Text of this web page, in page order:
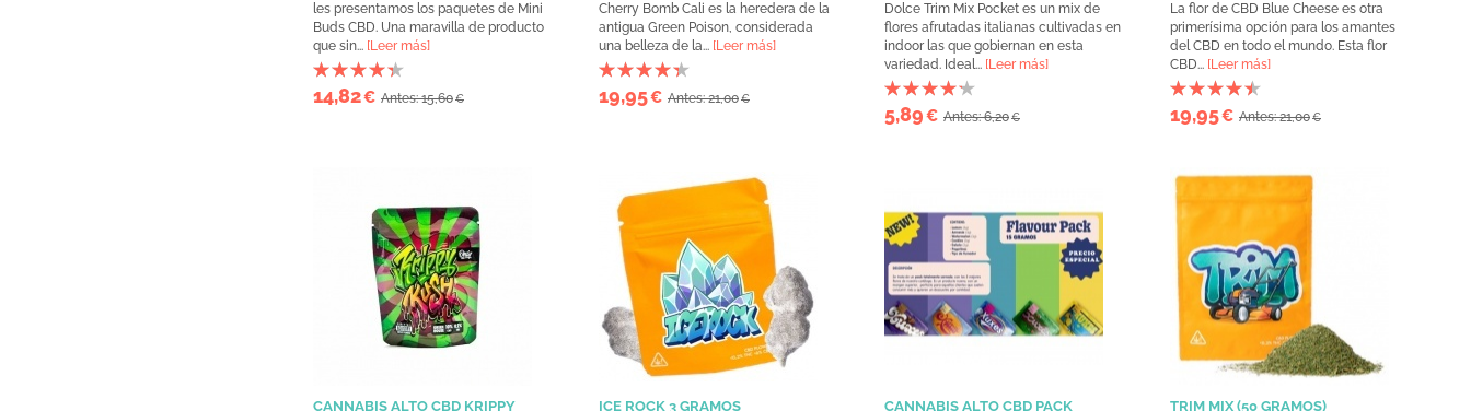
les presentamos los paquetes de Mini
Buds CBD. Una maravilla de producto
que sin... [Leer más]
14,82€ Antes: 15,60€
Cherry Bomb Cali es la heredera de la
antigua Green Poison, considerada
una belleza de la... [Leer más]
19,95€ Antes: 21,00€
Dolce Trim Mix Pocket es un mix de
flores afrutadas italianas cultivadas en
indoor las que gobiernan en esta
variedad. Ideal... [Leer más]
5,89€ Antes: 6,20€
La flor de CBD Blue Cheese es otra
primerísima opción para los amantes
del CBD en todo el mundo. Esta flor
CBD... [Leer más]
19,95€ Antes: 21,00€
CANNABIS ALTO CBD KRIPPY ICE ROCK 3 GRAMOS CANNABIS ALTO CBD PACK TRIM MIX (50 GRAMOS)